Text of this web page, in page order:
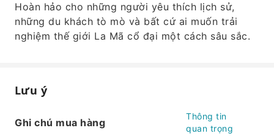
Hoàn hảo cho những người yêu thích lịch sử,
những du khách tò mò và bất cứ ai muốn trải
nghiệm thế giới La Mã cổ đại một cách sâu sắc.
Lưu ý
Ghi chú mua hàng
Thông tin
quan trọng